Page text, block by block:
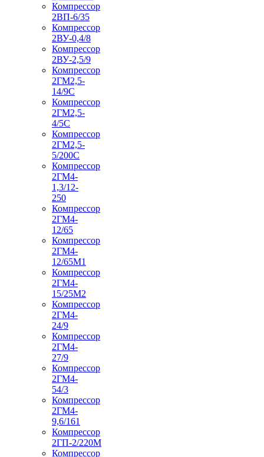
Компрессор
2ВП-6/35
Компрессор
2ВУ-0,4/8
Компрессор
2ВУ-2,5/9
Компрессор
2ГМ2,5-
14/9С
Компрессор
2ГМ2,5-
4/5С
Компрессор
2ГМ2,5-
5/200С
Компрессор
2ГМ4-
1,3/12-
250
Компрессор
2ГМ4-
12/65
Компрессор
2ГМ4-
12/65М1
Компрессор
2ГМ4-
15/25М2
Компрессор
2ГМ4-
24/9
Компрессор
2ГМ4-
27/9
Компрессор
2ГМ4-
54/3
Компрессор
2ГМ4-
9,6/161
Компрессор
2ГП-2/220М
Компрессор